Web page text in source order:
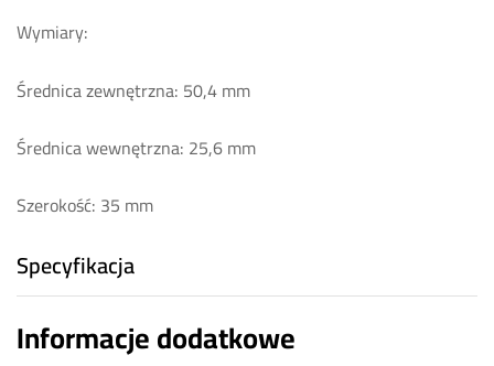
Wymiary:
Średnica zewnętrzna: 50,4 mm
Średnica wewnętrzna: 25,6 mm
Szerokość: 35 mm
Specyfikacja
Informacje dodatkowe